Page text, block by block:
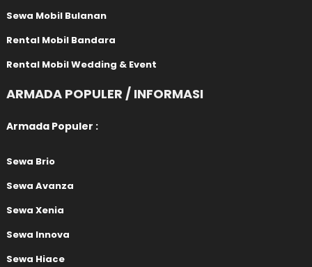
Sewa Mobil Bulanan
Rental Mobil Bandara
Rental Mobil Wedding & Event
ARMADA POPULER / INFORMASI
Armada Populer :
Sewa Brio
Sewa Avanza
Sewa Xenia
Sewa Innova
Sewa Hiace